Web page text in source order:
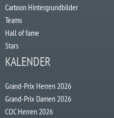
Cartoon Hintergrundbilder
Teams
Hall of fame
Stars
KALENDER
Grand-Prix Herren 2026
Grand-Prix Damen 2026
COC Herren 2026